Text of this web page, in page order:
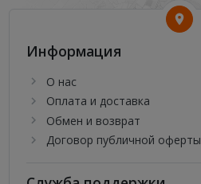
Информация
О нас
Оплата и доставка
Обмен и возврат
Договор публичной оферты